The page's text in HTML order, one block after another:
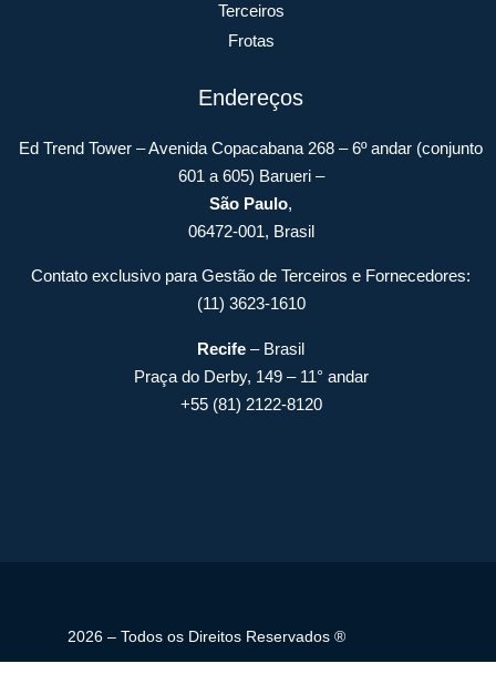
Terceiros
Frotas
Endereços
Ed Trend Tower – Avenida Copacabana 268 – 6º andar (conjunto
601 a 605) Barueri –
São Paulo,
06472-001, Brasil
Contato exclusivo para Gestão de Terceiros e Fornecedores:
(11) 3623-1610
Recife – Brasil
Praça do Derby, 149 – 11° andar
+55 (81) 2122-8120
2026 – Todos os Direitos Reservados ®